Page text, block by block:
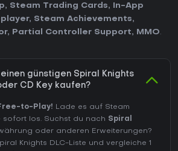
, Steam Trading Cards,
In-App
, Steam Achievements,
, Partial Controller Support, MMO.
einen günstigen Spiral Knights
CD Key kaufen?
to-Play! Lade es auf Steam
sofort los. Suchst du nach Spiral
oder anderen Erweiterungen?
Knights DLC-Liste und vergleiche 1